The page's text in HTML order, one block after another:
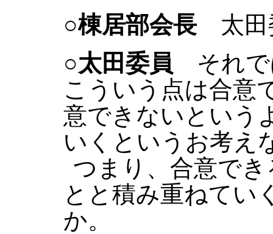
○棟居部会長太田
○太田委員
それで
こういう点は合意
意できないという
いくというお考え
つまり、合意で
とと積み重ねてい
か。